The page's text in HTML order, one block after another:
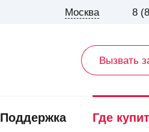
Москва 8
Вызвать
Поддержка Где